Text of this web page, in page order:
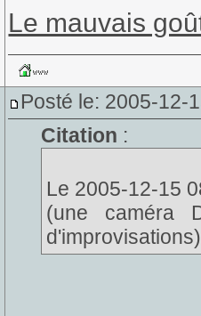
Le mauvais
Posté le: 2005-12-
Citation :
Le 2005-12-15
(une caméra
d'improvisations)